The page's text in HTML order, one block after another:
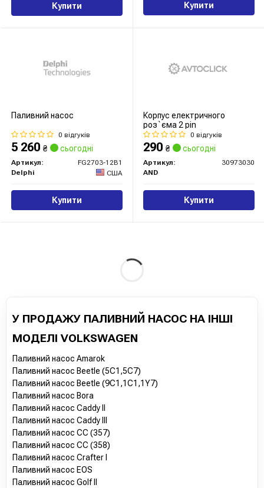
Купити Купити
Паливний насос
0 відгуків
5 260 ₴ сьогодні
Артикул:
FG2703-12B1
Delphi
США
Купити
Корпус електричного
роз`єма 2 pin
0 відгуків
290 ₴ сьогодні
Артикул:
30973030
AND
Купити
У ПРОДАЖУ ПАЛИВНИЙ НАСОС НА ІНШІ
МОДЕЛІ VOLKSWAGEN
Паливний насос Amarok
Паливний насос Beetle (5C1,5C7)
Паливний насос Beetle (9C1,1C1,1Y7)
Паливний насос Bora
Паливний насос Caddy II
Паливний насос Caddy III
Паливний насос CC (357)
Паливний насос CC (358)
Паливний насос Crafter I
Паливний насос EOS
Паливний насос Golf II